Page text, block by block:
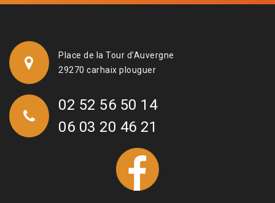
Place de la Tour d'Auvergne
29270 carhaix plouguer
02 52 56 50 14
06 03 20 46 21